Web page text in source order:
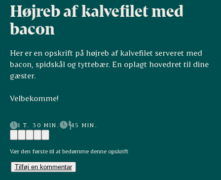
Højreb af kalvefilet med
bacon
Her er en opskrift på højreb af kalvefilet serveret med
bacon, spidskål og tyttebær. En oplagt hovedret til dine
gæster.
Velbekomme!
1 T. 30 MIN. 45 MIN.
Vær den første til at bedømme denne opskrift
Tilføj en kommentar